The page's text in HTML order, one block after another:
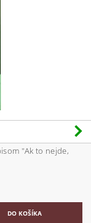
"Ak to nejde,